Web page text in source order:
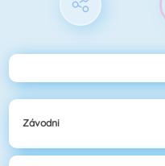
Závodni